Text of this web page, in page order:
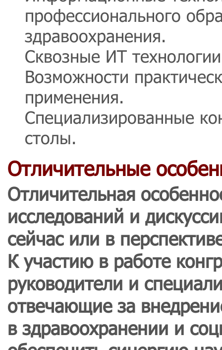
профессионального
здравоохранения.
Сквозные ИТ
Возможности
применения.
Специализированные
столы.
Отличительные
Отличительная
исследований и
сейчас или в
К участию в работе
руководители и
отвечающие за
в здравоохранении и